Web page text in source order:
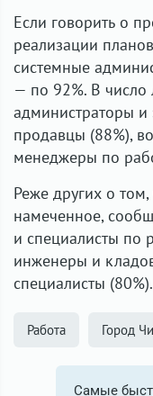
Если говорить о
реализации
системные
— по 92%. В число
администраторы и
продавцы (88%),
менеджеры по
Реже других о
намеченное,
и специалисты по
инженеры и
специалисты (80%).
Работа Город
Самые